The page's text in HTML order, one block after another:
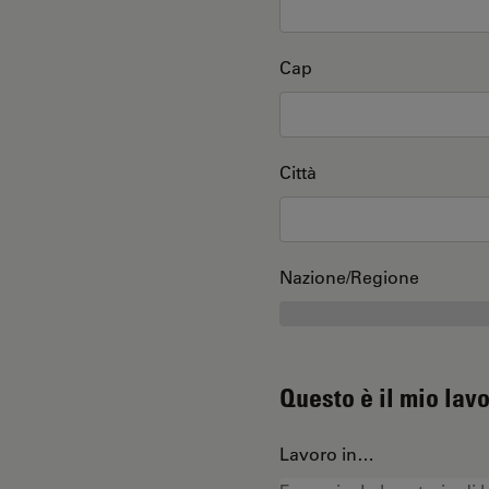
Cap
Città
Nazione/Regione
Questo è il mio
Lavoro in…